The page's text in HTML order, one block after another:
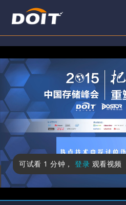
可试看 1 分钟 ， 登录 观看视频